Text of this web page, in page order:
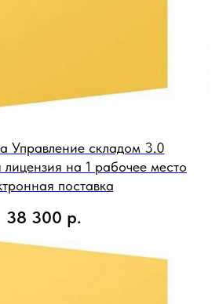
Управление складом 3.0
на 1 рабочее место
поставка
38 300 р.